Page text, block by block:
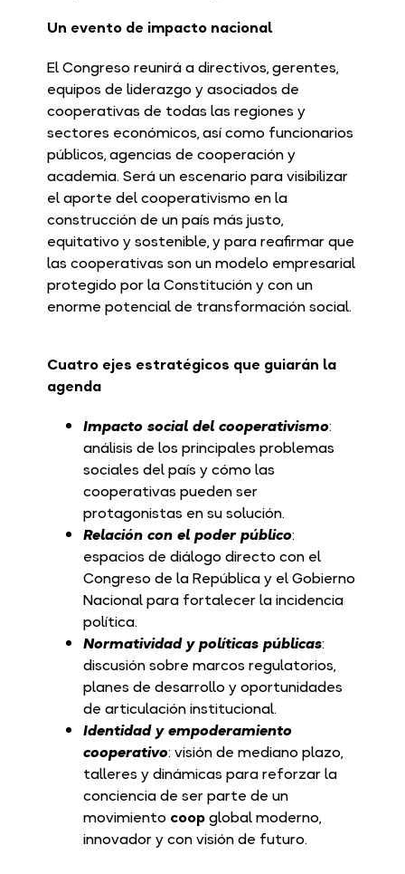
Un evento de impacto nacional
El Congreso reunirá a directivos, gerentes,
equipos de liderazgo y asociados de
cooperativas de todas las regiones y
sectores económicos, así como funcionarios
públicos, agencias de cooperación y
academia. Será un escenario para visibilizar
el aporte del cooperativismo en la
construcción de un país más justo,
equitativo y sostenible, y para reafirmar que
las cooperativas son un modelo empresarial
protegido por la Constitución y con un
enorme potencial de transformación social.
Cuatro ejes estratégicos que guiarán la
agenda
Impacto social del cooperativismo:
análisis de los principales problemas
sociales del país y cómo las
cooperativas pueden ser
protagonistas en su solución.
Relación con el poder público:
espacios de diálogo directo con el
Congreso de la República y el Gobierno
Nacional para fortalecer la incidencia
política.
Normatividad y políticas públicas:
discusión sobre marcos regulatorios,
planes de desarrollo y oportunidades
de articulación institucional.
Identidad y empoderamiento
cooperativo: visión de mediano plazo,
talleres y dinámicas para reforzar la
conciencia de ser parte de un
movimiento coopglobal moderno,
innovador y con visión de futuro.